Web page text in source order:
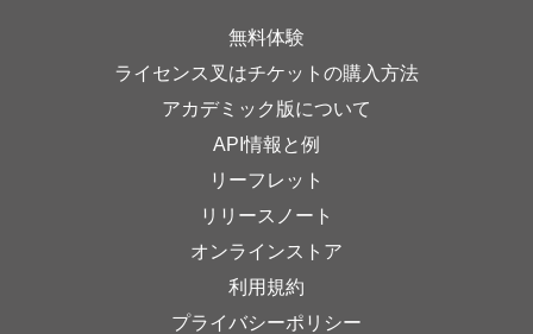
無料体験
ライセンス叉はチケットの購入方法
アカデミック版について
API情報と例
リーフレット
リリースノート
オンラインストア
利用規約
プライバシーポリシー